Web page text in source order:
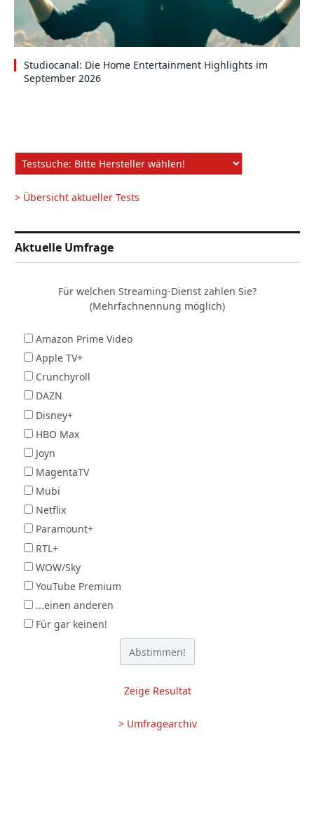
Studiocanal: Die Home Entertainment Highlights im
September 2026
> Übersicht aktueller Tests
Aktuelle Umfrage
Für welchen Streaming-Dienst zahlen Sie?
(Mehrfachnennung möglich)
Amazon Prime Video
Apple TV+
Crunchyroll
DAZN
Disney+
HBO Max
Joyn
MagentaTV
Mubi
Netflix
Paramount+
RTL+
WOW/Sky
YouTube Premium
...einen anderen
Für gar keinen!
Zeige Resultat
> Umfragearchiv